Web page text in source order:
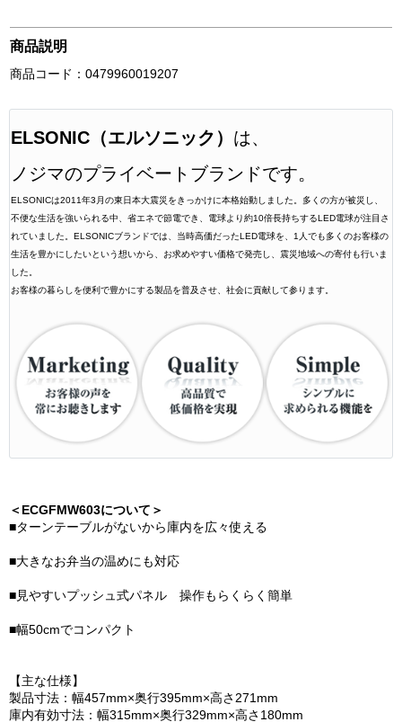
商品説明
商品コード：0479960019207
ELSONIC（エルソニック） は、
ノジマのプライベートブランドです。
ELSONICは2011年3月の東日本大震災をきっかけに本格始動しました。多くの方が被災し、
不便な生活を強いられる中、省エネで節電でき、電球より約10倍長持ちするLED電球が注目さ
れていました。ELSONICブランドでは、当時高価だったLED電球を、1人でも多くのお客様の
生活を豊かにしたいという想いから、お求めやすい価格で発売し、震災地域への寄付も行いま
した。
お客様の暮らしを便利で豊かにする製品を普及させ、社会に貢献して参ります。
＜ECGFMW603について＞
■ターンテーブルがないから庫内を広々使える
■大きなお弁当の温めにも対応
■見やすいプッシュ式パネル 操作もらくらく簡単
■幅50cmでコンパクト
【主な仕様】
製品寸法：幅457mm×奥行395mm×高さ271mm
庫内有効寸法：幅315mm×奥行329mm×高さ180mm